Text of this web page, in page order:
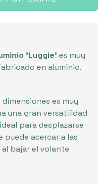
'Luggie'es muy
en aluminio.
es muy
una gran versatilidad
para desplazarse
puede acercar a las
bajar el volante